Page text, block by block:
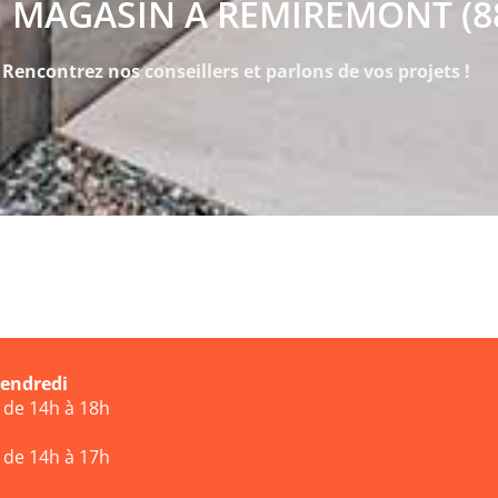
À REMIREMONT
Rencontrez nos conseillers et parlons de vos projets !
14h à 18h
14h à 17h